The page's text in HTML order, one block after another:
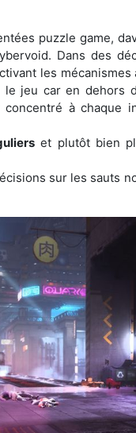
puzzle game,
Dans des
les
jeu car en dehors
à chaque
et plutôt bien
sur les sauts